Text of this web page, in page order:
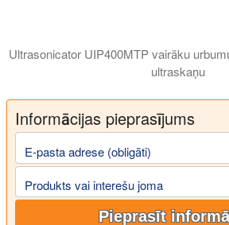
Ultrasonicator UIP400MTP vairāku
ultraskaņu
Informācijas pieprasījums
E-pasta adrese (obligāti)
Produkts vai interešu joma
Pieprasīt